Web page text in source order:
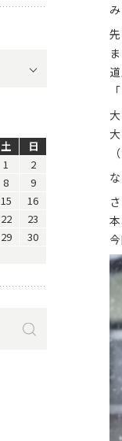
土
日
1
2
8
9
15
16
22
23
29
30